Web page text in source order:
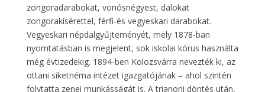
zongoradarabokat, vonósnégyest, dalokat
zongorakísérettel, férfi-és vegyeskari darabokat.
Vegyeskari népdalgyűjteményét, mely 1878-ban
nyomtatásban is megjelent, sok iskolai kórus használta
még évtizedekig. 1894-ben Kolozsvárra nevezték ki, az
ottani siketnéma intézet igazgatójának – ahol szintén
folytatta zenei munkásságát is. A trianoni döntés után,